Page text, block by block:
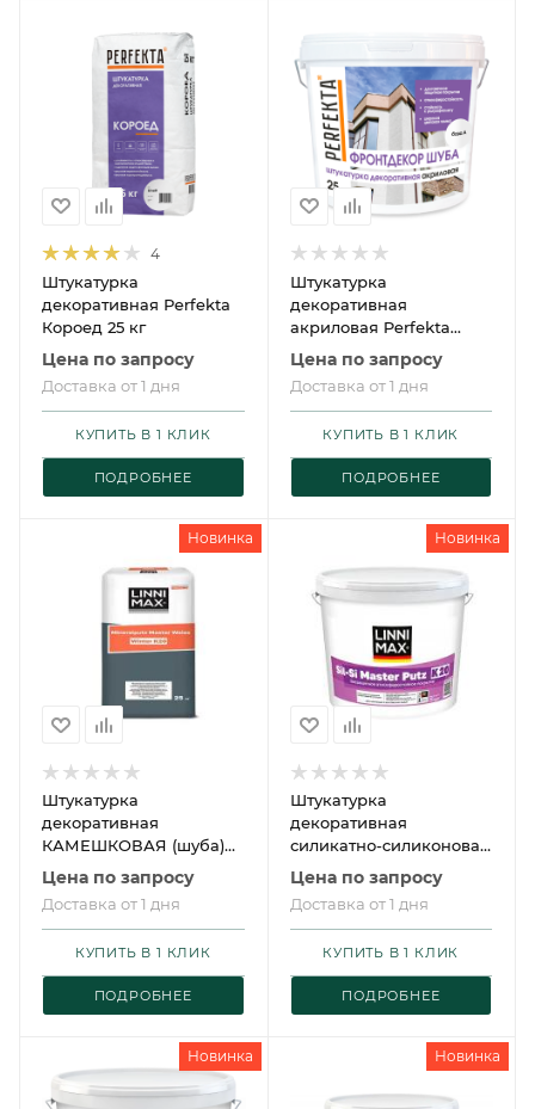
4
Штукатурка
декоративная Perfekta
Короед 25 кг
Цена по запросу
Доставка от 1 дня
ПОДРОБНЕЕ
КУПИТЬ В 1 КЛИК
Штукатурка
декоративная
акриловая Perfekta
Фронтдекор Шуба
Цена по запросу
Доставка от 1 дня
ПОДРОБНЕЕ
КУПИТЬ В 1 КЛИК
Новинка
Штукатурка
декоративная
КАМЕШКОВАЯ (шуба)
LINNIMAX Mineralputz
Master Weiss K20 Winter
/ ЛИННИМАКС
Минералпутц Мастер
Вайс Винтер
Цена по запросу
Доставка от 1 дня
ПОДРОБНЕЕ
КУПИТЬ В 1 КЛИК
Новинка
Штукатурка
декоративная
силикатно-силиконовая
для внутренних и
наружных работ
LINNIMAX Sil Si Master
Putz / Сил Си Мастер
Путц
Цена по запросу
Доставка от 1 дня
ПОДРОБНЕЕ
КУПИТЬ В 1 КЛИК
Новинка Новинка